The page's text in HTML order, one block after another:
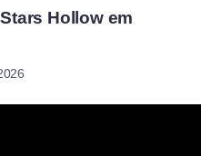
Hollow em